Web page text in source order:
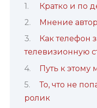
Кратко и по
Мнение
Как телефон
телевизионную
Путь к этому
То, что не
ролик